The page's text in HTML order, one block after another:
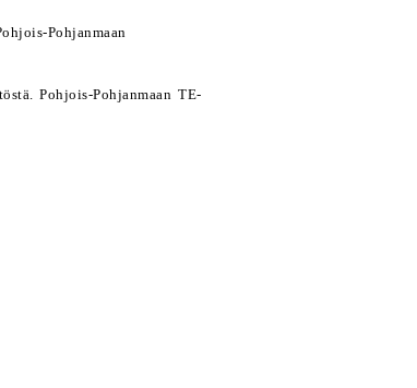
Pohjanmaan
Pohjois-Pohjanmaan TE-